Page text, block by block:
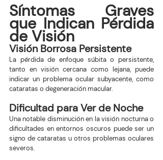
Síntomas Graves
que Indican Pérdida
de Visión
Visión Borrosa Persistente
La pérdida de enfoque súbita o persistente,
tanto en visión cercana como lejana, puede
indicar un problema ocular subyacente, como
cataratas o degeneración macular.
Dificultad para Ver de Noche
Una notable disminución en la visión nocturna o
dificultades en entornos oscuros puede ser un
signo de cataratas u otros problemas oculares
severos.